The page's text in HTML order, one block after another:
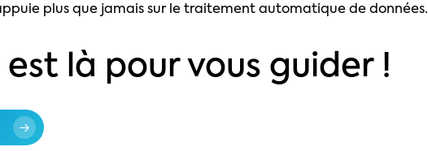
plus que jamais sur le traitement automatique de données.
là pour vous guider !